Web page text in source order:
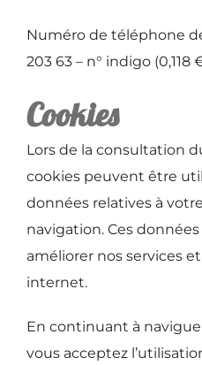
Numéro de téléphone
203 63 – n° indigo (0,118
Cookies
Lors de la consultation
cookies peuvent être
données relatives à
navigation. Ces
améliorer nos services
internet.
En continuant à
vous acceptez